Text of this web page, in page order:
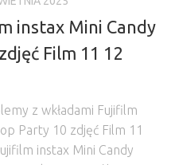
instax Mini Candy
Film 11 12
z wkładami Fujifilm
Party 10 zdjęć Film 11
instax Mini Candy